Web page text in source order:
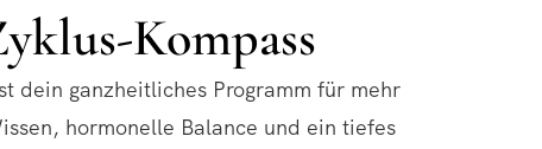
Kompass
dein ganzheitliches Programm für mehr
hormonelle Balance und ein tiefes